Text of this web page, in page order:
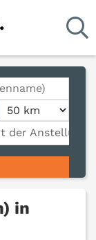
der Anstellung
in